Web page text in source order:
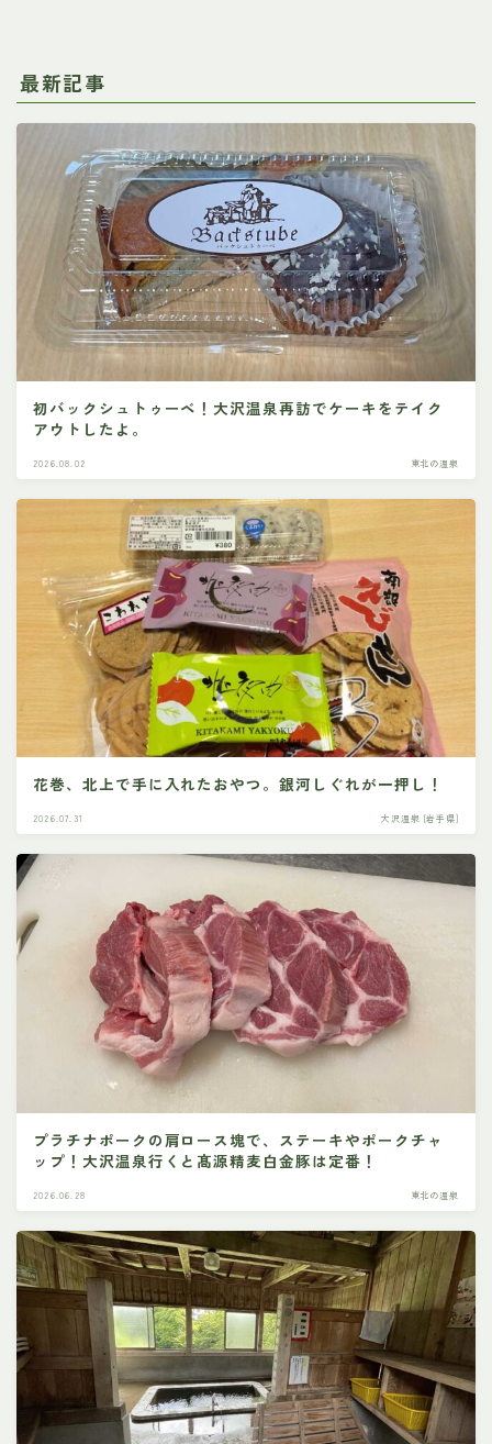
最新記事
初バックシュトゥーベ！大沢温泉再訪でケーキをテイク
アウトしたよ。
2026.08.02 東北の温泉
花巻、北上で手に入れたおやつ。銀河しぐれが一押し！
2026.07.31 大沢温泉 [岩手県]
プラチナポークの肩ロース塊で、ステーキやポークチャ
ップ！大沢温泉行くと髙源精麦白金豚は定番！
2026.06.28 東北の温泉